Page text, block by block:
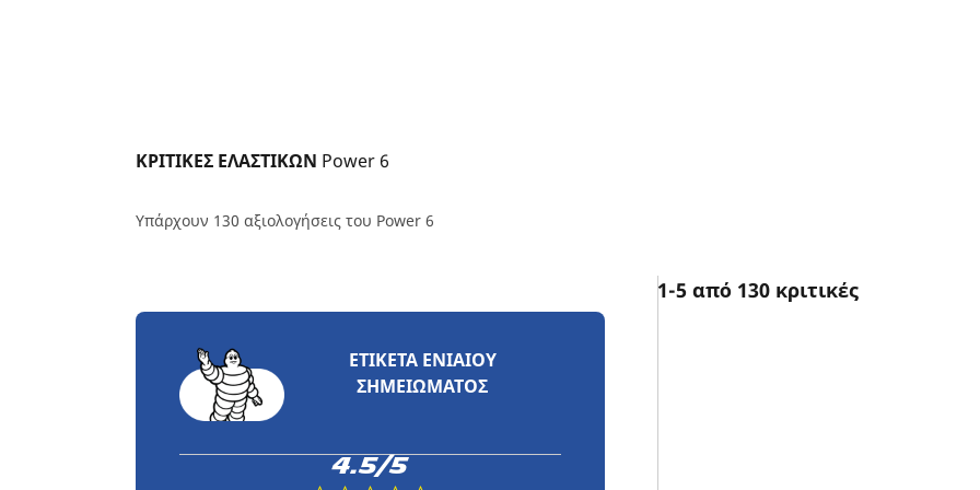
ΚΡΙΤΙΚΕΣ ΕΛΑΣΤΙΚΩΝ Power 6
Υπάρχουν 130 αξιολογήσεις του Power 6
ΕΤΙΚΈΤΑ ΕΝΙΑΊΟΥ
ΣΗΜΕΙΏΜΑΤΟΣ
4.5/5
1-5 από 130 κριτικές